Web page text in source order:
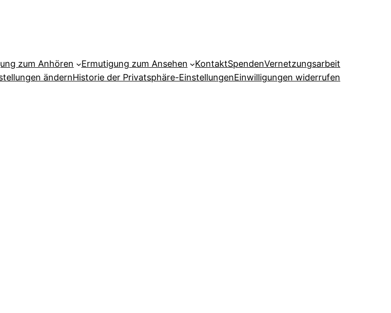
zum Anhören Ermutigung zum Ansehen KontaktSpendenVernetzungsarbeit
ändernHistorie der Privatsphäre-EinstellungenEinwilligungen widerrufen